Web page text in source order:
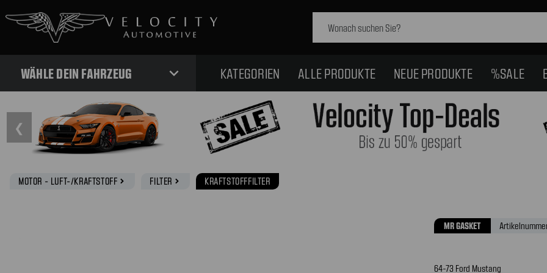
WÄHLE DEIN FAHRZEUG expand_more KATEGORIEN ALLE PRODUKTE NEUE PRODUKTE %SALE
❮
MOTOR - LUFT-/KRAFTSTOFF navigate_next FILTER navigate_next KRAFTSTOFFFILTER
MR GASKET
64-73 Ford Mustang